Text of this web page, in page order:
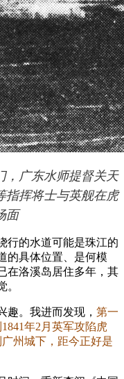
，广东水师提督关天
指挥将士与英舰在虎
面
行的水道可能是珠江的
的具体位置、是何模
在洛溪岛居住多年，其
。
趣。我进而发现， 第一
年2月英军攻陷虎
州城下，距今正好是